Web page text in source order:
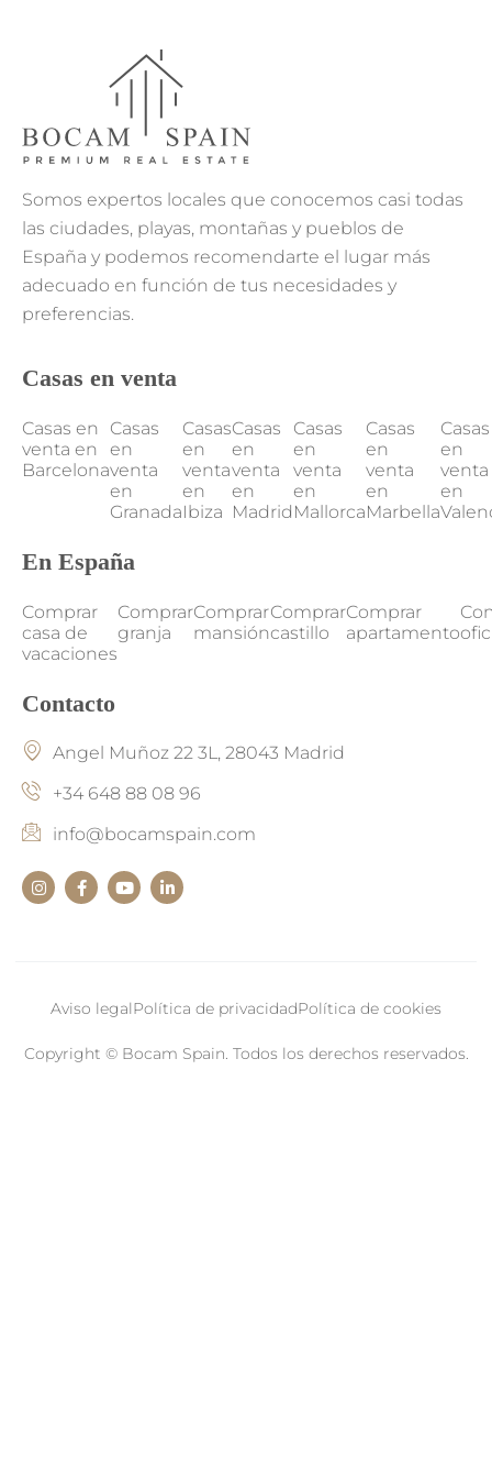
Somos expertos locales que conocemos casi todas
las ciudades, playas, montañas y pueblos de
España y podemos recomendarte el lugar más
adecuado en función de tus necesidades y
preferencias.
Casas en venta
Casas en
venta en
Barcelona
Casas
en
venta
en
Granada
Casas
en
venta
en
Ibiza
Casas
en
venta
en
Madrid
Casas
en
venta
en
Mallorca
Casas
en
venta
en
Marbella
Casas
en
venta
en
En España
Comprar
casa de
vacaciones
Comprar
granja
Comprar
mansión
Comprar
castillo
Comprar
apartamento
Contacto
Angel Muñoz 22 3L, 28043 Madrid
+34 648 88 08 96
info@bocamspain.com
Aviso legalPolítica de privacidadPolítica de cookies
Copyright © Bocam Spain. Todos los derechos reservados.